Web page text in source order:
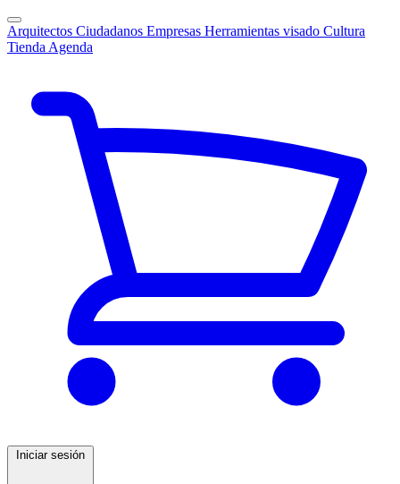
Arquitectos Ciudadanos Empresas Herramientas visado Cultura
Tienda Agenda
Iniciar sesión